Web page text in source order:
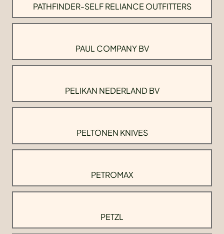
PATHFINDER-SELF RELIANCE OUTFITTERS
PAUL COMPANY BV
PELIKAN NEDERLAND BV
PELTONEN KNIVES
PETROMAX
PETZL